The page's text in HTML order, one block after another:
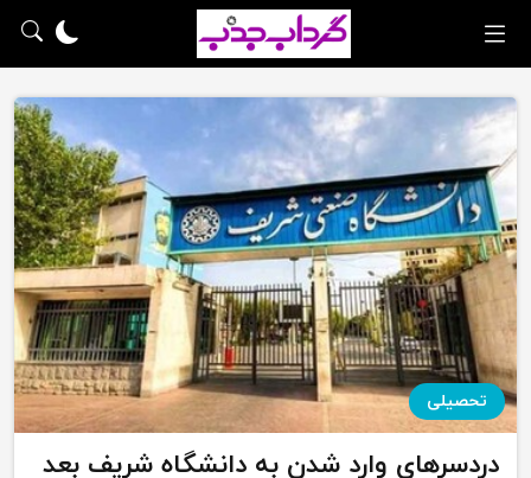
تحصیلی
دردسرهای وارد شدن به دانشگاه شریف بعد